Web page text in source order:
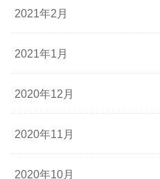
2021年2月
2021年1月
2020年12月
2020年11月
2020年10月